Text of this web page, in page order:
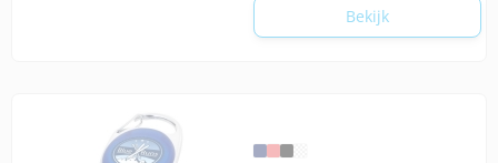
Bekijk